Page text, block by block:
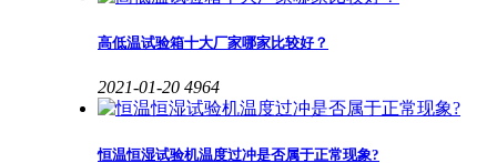
高低温试验箱十大厂家哪家比较好？
2021-01-20 4964
恒温恒湿试验机温度过冲是否属于正常现象?